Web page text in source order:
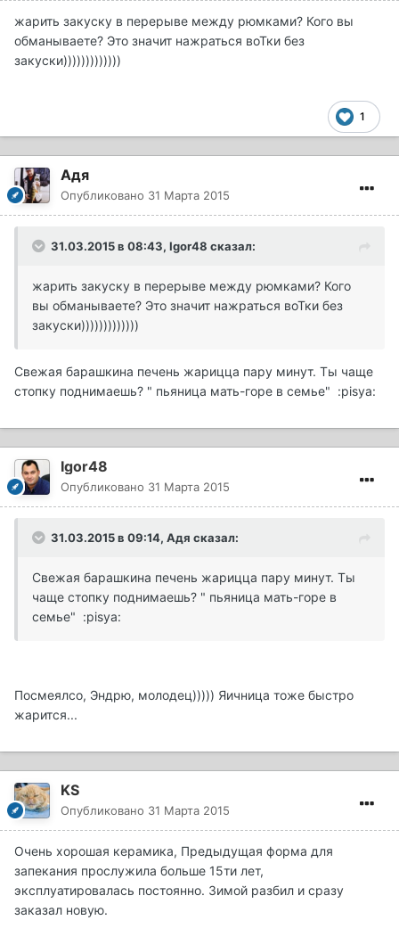
жарить закуску в перерыве между рюмками? Кого вы
обманываете? Это значит нажраться воТки без
закуски)))))))))))))
1
Адя
Опубликовано 31 Марта 2015
31.03.2015 в 08:43, Igor48 сказал:
жарить закуску в перерыве между рюмками? Кого
вы обманываете? Это значит нажраться воТки без
закуски)))))))))))))
Свежая барашкина печень жарицца пару минут. Ты чаще
стопку поднимаешь? " пьяница мать-горе в семье" :pisya:
Igor48
Опубликовано 31 Марта 2015
31.03.2015 в 09:14, Адя сказал:
Свежая барашкина печень жарицца пару минут. Ты
чаще стопку поднимаешь? " пьяница мать-горе в
семье" :pisya:
Посмеялсо, Эндрю, молодец))))) Яичница тоже быстро
жарится...
KS
Опубликовано 31 Марта 2015
Очень хорошая керамика, Предыдущая форма для
запекания прослужила больше 15ти лет,
эксплуатировалась постоянно. Зимой разбил и сразу
заказал новую.